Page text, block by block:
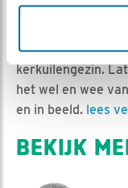
Terwijl Beleef de
de zomer, wordt
nemen van de
kerkuilengezin.
het wel en wee
en in beeld. lees
BEKIJK